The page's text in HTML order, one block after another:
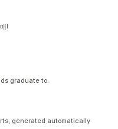
!
graduate to.
generated automatically